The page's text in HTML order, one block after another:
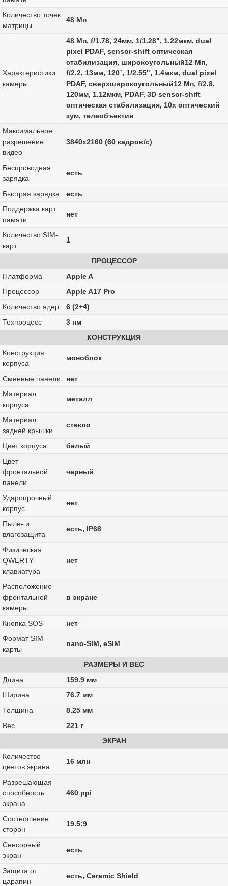
Количество точек
матрицы
48 Мп
Характеристики
камеры
48 Мп, f/1.78, 24мм, 1/1.28", 1.22мкм, dual
pixel PDAF, sensor-shift оптическая
стабилизация, широкоугольный12 Мп,
f/2.2, 13мм, 120˚, 1/2.55", 1.4мкм, dual pixel
PDAF, сверхширокоугольный12 Мп, f/2.8,
120мм, 1.12мкм, PDAF, 3D sensor‑shift
оптическая стабилизация, 10x оптический
зум, телеобъектив
Максимальное
разрешение
видео
3840x2160 (60 кадров/с)
Беспроводная
зарядка
есть
Быстрая зарядка
есть
Поддержка карт
памяти
нет
Количество SIM-
карт
1
ПРОЦЕССОР
Платформа
Apple A
Процессор
Apple A17 Pro
Количество ядер
6 (2+4)
Техпроцесс
3 нм
КОНСТРУКЦИЯ
Конструкция
корпуса
моноблок
Сменные панели
нет
Материал
корпуса
металл
Материал
задней крышки
стекло
Цвет корпуса
белый
Цвет
фронтальной
панели
черный
Ударопрочный
корпус
нет
Пыле- и
влагозащита
есть, IP68
Физическая
QWERTY-
клавиатура
нет
Расположение
фронтальной
камеры
в экране
Кнопка SOS
нет
Формат SIM-
карты
nano-SIM, eSIM
РАЗМЕРЫ И ВЕС
Длина
159.9 мм
Ширина
76.7 мм
Толщина
8.25 мм
Вес
221 г
ЭКРАН
Количество
цветов экрана
16 млн
Разрешающая
способность
экрана
460 ppi
Соотношение
сторон
19.5:9
Сенсорный
экран
есть
Защита от
царапин
есть, Ceramic Shield